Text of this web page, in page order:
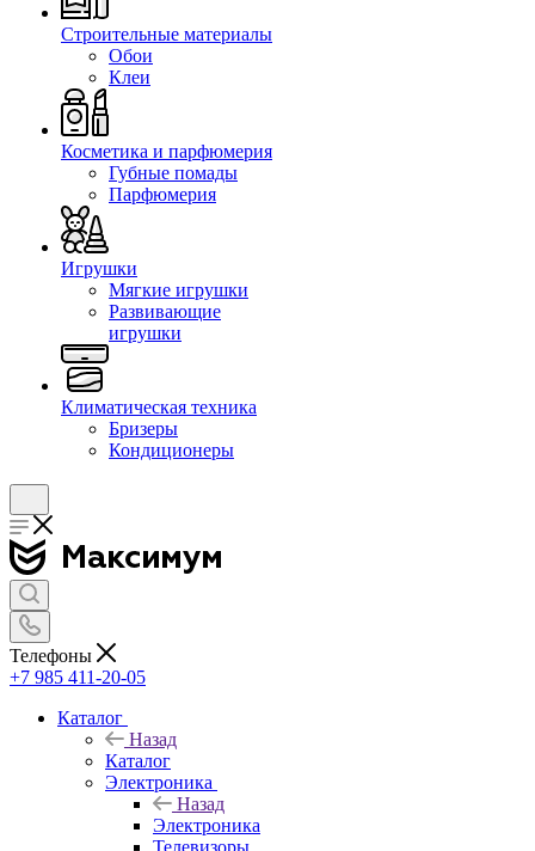
Строительные материалы
Обои
Клеи
Косметика и парфюмерия
Губные помады
Парфюмерия
Игрушки
Мягкие игрушки
Развивающие
игрушки
Климатическая техника
Бризеры
Кондиционеры
Телефоны
+7 985 411-20-05
Каталог
Назад
Каталог
Электроника
Назад
Электроника
Телевизоры